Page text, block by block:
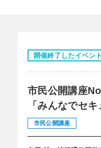
開催終了したイベント
市民公開講座
「みんなでセキ
市民公開講座